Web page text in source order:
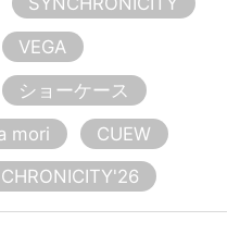
VEGA
ショーケース
mori
CUEW